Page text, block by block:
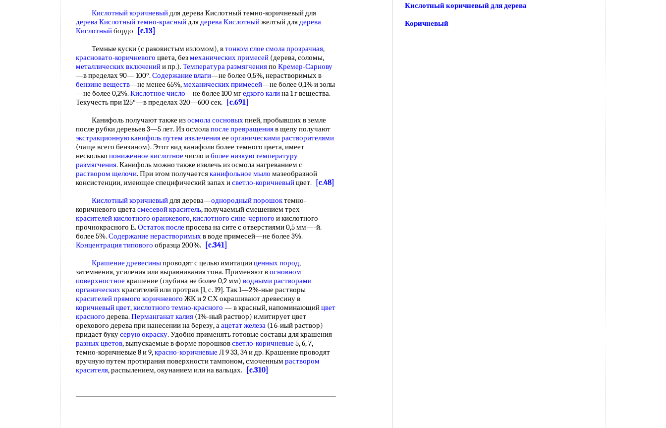
Кислотный коричневыйдля дерева Кислотный темно-коричневый для
дерева Кислотный темно-красныйдлядерева Кислотныйжелтый длядерева
Кислотныйбордо
[c.13]
Темные куски (с раковистым изломом), втонком слое смола прозрачная,
красновато-коричневого цвета, безмеханических примесей (дерева, соломы,
металлических включенийи пр.).Температура размягченияпо Кремер-Сарнову
—в пределах 90— 100°.Содержание влаги—не более 0,5%, нерастворимых в
бензине веществ—не менее 65%,механических примесей—не более 0,1% и золы
—не более 0,2%.Кислотное число—не более 100 мгедкого калина 1 г вещества.
Текучесть при 125°—в пределах 320—600 сек.
[c.691]
Канифоль получают также изосмола сосновыхпней, пробывших в земле
после рубки деревьев 3—5 лет. Из осмолапосле превращенияв щепу получают
экстракционную канифольпутем извлеченияее органическими растворителями
(чаще всего бензином). Этот вид канифоли более темного цвета, имеет
несколько пониженное кислотное число иболее низкуютемпературу
размягчения. Канифоль можно также извлечь из осмола нагреванием с
раствором щелочи. При этом получаетсяканифольное мыло мазеобразной
консистенции, имеющее специфический запах исветло-коричневыйцвет.
[c.48]
Кислотный коричневыйдля дерева—однородный порошоктемно-
коричневого цветасмесевой краситель, получаемый смешением трех
красителей кислотного оранжевого,кислотного сине-черного и кислотного
прочнокрасного Е.Остаток после просева на сите с отверстиями 0,5 мм—-й.
более 5%.Содержание нерастворимыхв воде примесей—не более 3%.
Концентрация типового образца 200%.
[c.341]
Крашение древесиныпроводят с целью имитацииценных пород,
затемнения, усиления или выравнивания тона. Применяют восновном
поверхностное крашение (глубина не более 0,2 мм) водными растворами
органическихкрасителей или протрав [1, с. 19]. Так 1—2%-ные растворы
красителей прямого коричневого ЖК и 2 СХ окрашивают древесину в
коричневый цвет,кислотного темно-красного — в красный, напоминающийцвет
красного дерева.Перманганат калия (1%-ный раствор) и.митирует цвет
орехового дерева при нанесении на березу, аацетат железа (1 6-иый раствор)
придает букусерую окраску. Удобно применять готовые составы для крашения
разных цветов, выпускаемые в форме порошковсветло-коричневые 5, 6, 7,
темно-корнчневые 8 и 9,красно-коричневые Л 9 33, 34 и др. Крашение проводят
вручную путем протирания поверхности тампоном, смоченным раствором
красителя, распылением, окунанием или на вальцах. [c.310]
Кислотный коричневый для дерева
Коричневый